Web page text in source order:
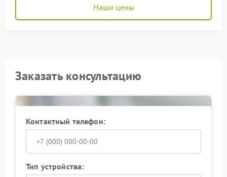
Наши цены
Заказать консультацию
Контактный телефон:
Тип устройства: